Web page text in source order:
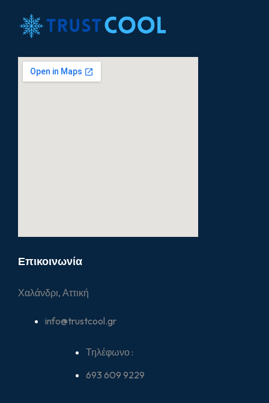
Επικοινωνία
Χαλάνδρι, Αττική
info@trustcool.gr
Τηλέφωνο :
693 609 9229